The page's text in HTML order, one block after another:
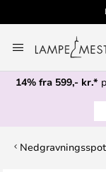
to
Content
14% fra 599,- kr.*